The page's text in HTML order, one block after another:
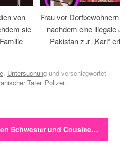
von
sie
Frau vor Dorfbewohnern
nachdem eine illegale
Pakistan zur „Kari“
, Untersuchung und verschlagwortet
Täter, Polizei.
Schwester und Cousine…